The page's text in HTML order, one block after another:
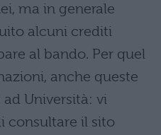
ma in generale
alcuni crediti
al bando. Per quel
anche queste
Università: vi
consultare il sito